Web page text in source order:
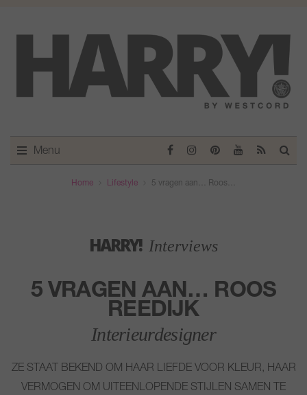
Menu
Home Lifestyle 5 vragen aan… Roos…
HARRY! Interviews
5 VRAGEN AAN… ROOS
REEDIJK
Interieurdesigner
ZE STAAT BEKEND OM HAAR LIEFDE VOOR KLEUR, HAAR
VERMOGEN OM UITEENLOPENDE STIJLEN SAMEN TE